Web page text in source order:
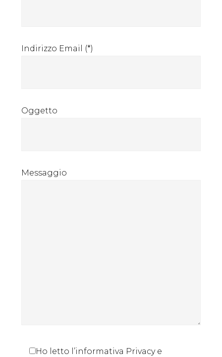
Indirizzo Email (*)
Oggetto
Messaggio
Ho letto l’informativa Privacy e